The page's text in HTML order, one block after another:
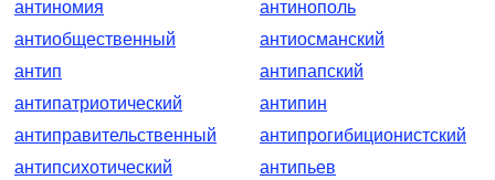
антиномия
антинополь
антиобщественный
антиосманский
антип
антипапский
антипатриотический
антипин
антиправительственный
антипрогибиционистский
антипсихотический
антипьев